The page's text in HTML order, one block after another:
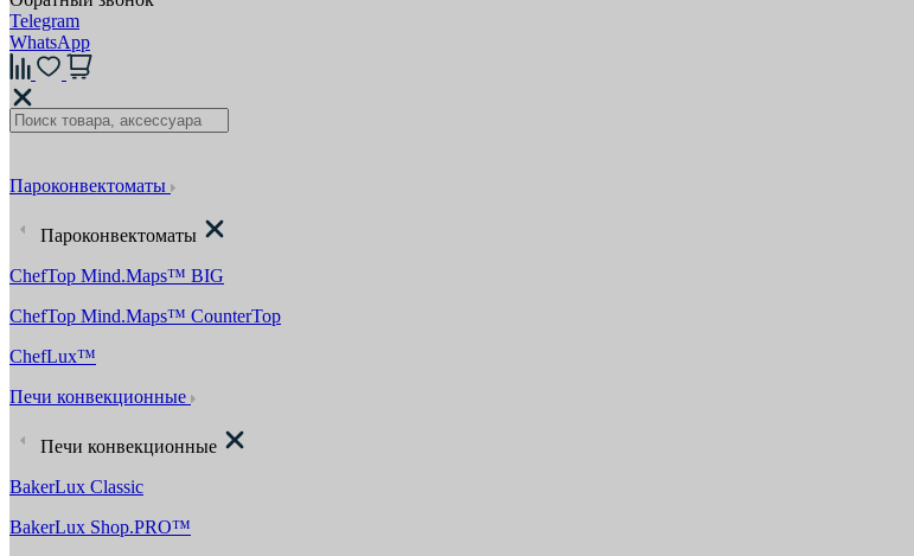
Telegram
WhatsApp
Пароконвектоматы
Пароконвектоматы
ChefTop Mind.Maps™ BIG
ChefTop Mind.Maps™ CounterTop
ChefLux™
Печи конвекционные
Печи конвекционные
BakerLux Classic
BakerLux Shop.PRO™